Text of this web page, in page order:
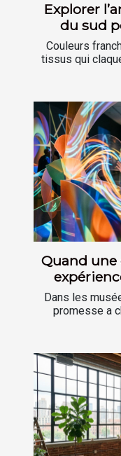
Explorer
du sud
Couleurs
tissus qui
Quand
Dans les
promesse a